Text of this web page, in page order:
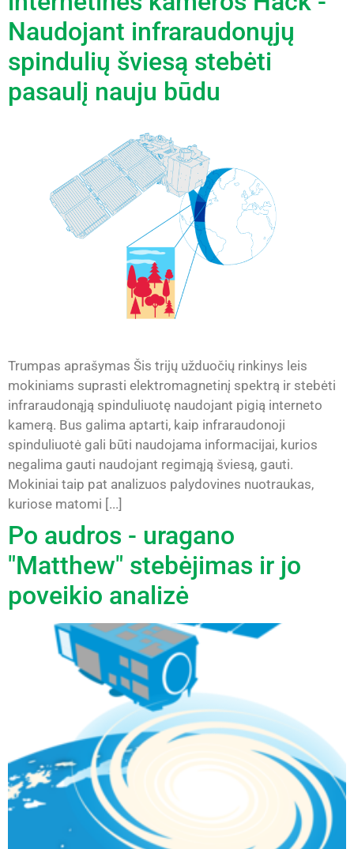
Naudojant infraraudonųjų
spindulių šviesą stebėti
pasaulį nauju būdu
Trumpas aprašymas Šis trijų užduočių rinkinys leis
mokiniams suprasti elektromagnetinį spektrą ir stebėti
infraraudonąją spinduliuotę naudojant pigią interneto
kamerą. Bus galima aptarti, kaip infraraudonoji
spinduliuotė gali būti naudojama informacijai, kurios
negalima gauti naudojant regimąją šviesą, gauti.
Mokiniai taip pat analizuos palydovines nuotraukas,
kuriose matomi [...]
Po audros - uragano
"Matthew" stebėjimas ir jo
poveikio analizė